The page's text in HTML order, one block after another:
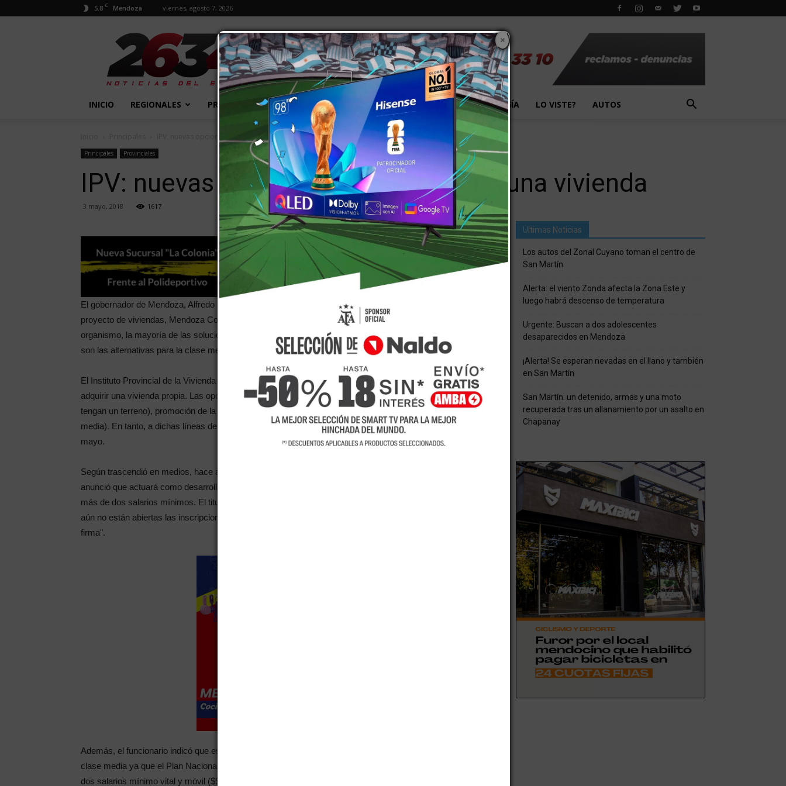
5.8 C Mendoza viernes, agosto 7, 2026
2634
Diario
INICIO REGIONALES PROVINCIALES EXTRA! MUNDO PAÍS EVENTOS TECNOLOGÍA LO VISTE? AUTOS
IPV: nuevas opciones para acceder a una vivienda
Principales Provinciales
IPV: nuevas opciones para acceder a una vivienda
3 mayo, 2018 1617
El gobernador de Mendoza, Alfredo Cornejo presentó en su discurso de la Asamblea Legislativa un nuevo
proyecto de viviendas, Mendoza Construye, para revitalizar el Instituto Provincial de la Vivienda. En dicho
organismo, la mayoría de las soluciones serán para familias que ganen hasta dos salarios mínimos. Estas
son las alternativas para la clase media.
El Instituto Provincial de la Vivienda (IPV) busca que más de 60 mil familias de la provincia consigan
adquirir una vivienda propia. Las opciones que ofrecen son: programa de ahorro previo (para aquellos que
tengan un terreno), promoción de la vivienda social, hábitat y asociación público privada (destinado a clase
media). En tanto, a dichas líneas de crédito, se suma el programa Mendoza Construye, lanzado este 1 de
mayo.
Según trascendió en medios, hace algunas semanas, el IPV firmó un acuerdo con el Banco Nación y
anunció que actuará como desarrollador de los proyectos habitacionales para familias con ingresos de
más de dos salarios mínimos. El titular del organismo, Damián Salamone adelantó a dichos medios, que
aún no están abiertas las inscripciones pero que ya se corrigió el convenio y "están a la espera de su
firma".
Además, el funcionario indicó que este nuevo programa surgió para dar respuesta a la demanda de la
clase media ya que el Plan Nacional de Vivienda sólo financiaba a aquellas familias que ganen menos de
dos salarios mínimo vital y móvil ($9.500).
×
Últimas Noticias
Los autos del Zonal Cuyano toman el centro de
San Martín
Alerta: el viento Zonda afecta la Zona Este y
luego habrá descenso de temperatura
Urgente: Buscan a dos adolescentes
desaparecidos en Mendoza
¡Alerta! Se esperan nevadas en el llano y también
en San Martín
San Martín: un detenido, armas y una moto
recuperada tras un allanamiento por un asalto en
Chapanay